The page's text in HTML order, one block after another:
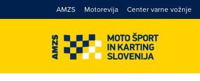
AMZS Motorevija Center varne vožnje